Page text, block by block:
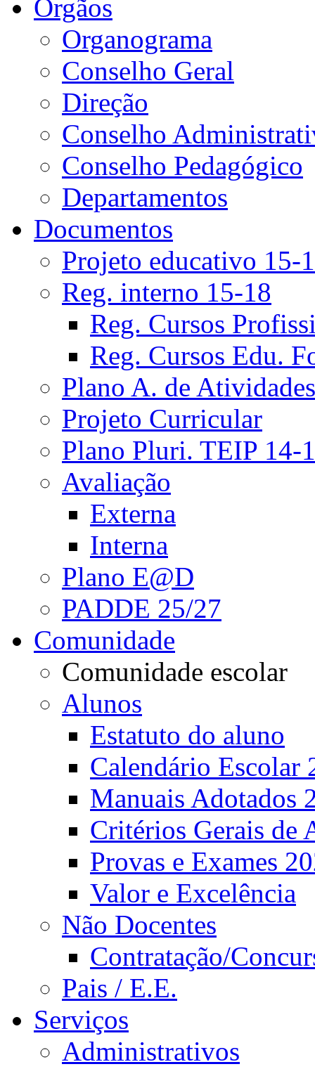
Orgãos
Organograma
Conselho Geral
Direção
Conselho
Conselho Pedagógico
Departamentos
Documentos
Projeto educativo 15-
Reg. interno 15-18
Reg. Cursos
Reg. Cursos Edu.
Plano A. de Atividades
Projeto Curricular
Plano Pluri. TEIP 14-
Avaliação
Externa
Interna
Plano E@D
PADDE 25/27
Comunidade
Comunidade escolar
Alunos
Estatuto do aluno
Calendário Escolar
Manuais Adotados
Critérios Gerais de
Provas e Exames
Valor e Excelência
Não Docentes
Contratação/
Pais / E.E.
Serviços
Administrativos